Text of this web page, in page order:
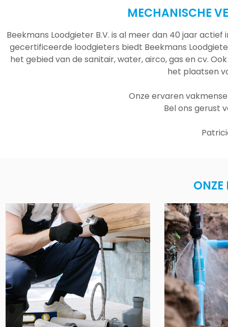
MECHANISCHE
Beekmans Loodgieter B.V. is al meer dan 40 jaar
gecertificeerde loodgieters biedt Beekmans
het gebied van de sanitair, water, airco, gas en cv.
het plaatsen
Onze ervaren
Bel ons gerust
ONZE